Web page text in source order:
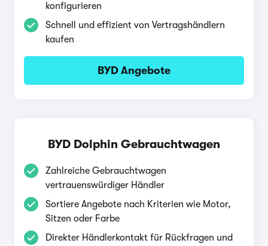
konfigurieren
Schnell und effizient von Vertragshändlern
kaufen
BYD Angebote
BYD Dolphin Gebrauchtwagen
Zahlreiche Gebrauchtwagen
vertrauenswürdiger Händler
Sortiere Angebote nach Kriterien wie Motor,
Sitzen oder Farbe
Direkter Händlerkontakt für Rückfragen und